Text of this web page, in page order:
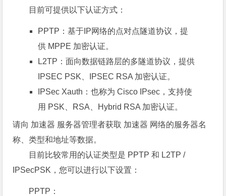
目前可提供以下认证方式：
PPTP：基于IP网络的点对点隧道协议，提
供 MPPE 加密认证。
L2TP：面向数据链路层的多隧道协议，提供
IPSEC PSK、IPSEC RSA 加密认证。
IPSec Xauth：也称为 Cisco IPsec，支持使
用 PSK、RSA、Hybrid RSA 加密认证。
请向 加速器 服务器管理者获取 加速器 网络的服务器名
称、类型和地址等数据。
目前比较常用的认证类型是 PPTP 和 L2TP /
IPSecPSK，您可以进行以下设置：
PPTP：